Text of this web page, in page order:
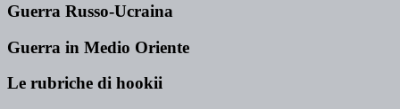
Guerra Russo-Ucraina
Guerra in Medio Oriente
Le rubriche di hookii